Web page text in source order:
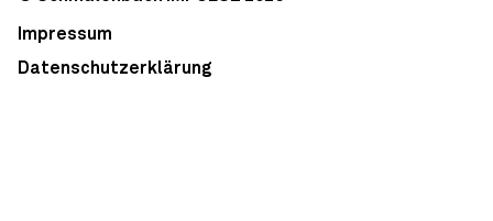
Impressum
Datenschutzerklärung